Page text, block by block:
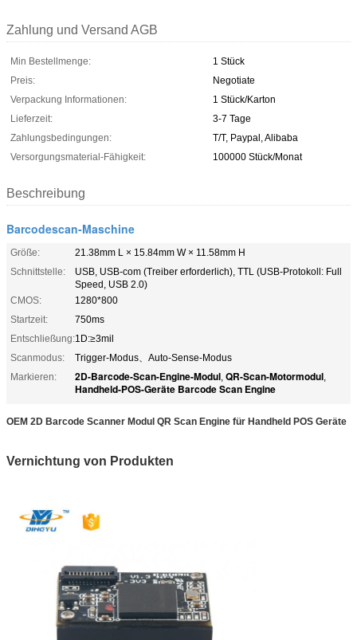
Zahlung und Versand AGB
Min Bestellmenge:
1 Stück
Preis:
Negotiate
Verpackung Informationen:
1 Stück/Karton
Lieferzeit:
3-7 Tage
Zahlungsbedingungen:
T/T, Paypal, Alibaba
Versorgungsmaterial-Fähigkeit:
100000 Stück/Monat
Beschreibung
Barcodescan-Maschine
Größe:
21.38mm L × 15.84mm W × 11.58mm H
Schnittstelle:
USB, USB-com (Treiber erforderlich), TTL (USB-Protokoll: Full
Speed, USB 2.0)
CMOS:
1280*800
Startzeit:
750ms
Entschließung:1D:≥3mil
Scanmodus:
Trigger-Modus、Auto-Sense-Modus
Markieren:
2D-Barcode-Scan-Engine-Modul, QR-Scan-Motormodul,
Handheld-POS-Geräte Barcode Scan Engine
OEM 2D Barcode Scanner Modul QR Scan Engine für Handheld POS Geräte
Vernichtung von Produkten